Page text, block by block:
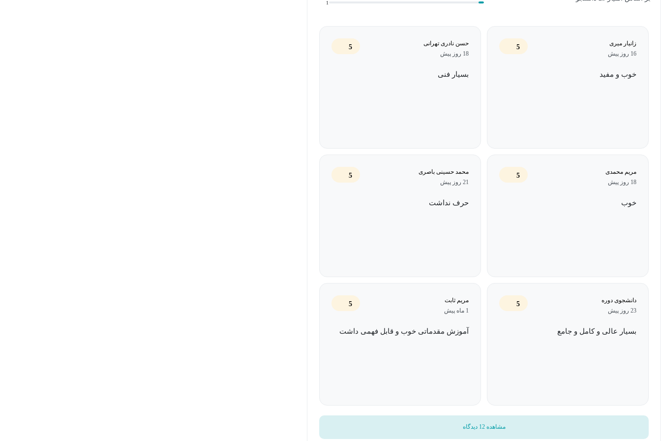
آزمایش‌ها و از دست رفتن داده‌های ارزشمند جلوگیری می‌کند. این مهارت کلیدی زمینه‌ساز پیشرفت‌های بزرگ
در تحقیقات علمی و توسعه محصولات نوین است. در واقع، دقت در محلول‌سازی تضمینی برای اعتبار علمی و
موفقیت در هر پژوهش آزمایشگاهی محسوب می‌شود.
آنچه در این دوره می‌آموزید:
تجهیزات مورد نیاز برای ساخت محلول، نحوه کار با آن‌ها و کالیبراسیون
این دوره برای چه کسانی مناسب است؟
دانشجویان کارشناسی و کارشناسی ارشد رشته‌های شیمی، داروسازی، مهندسی شیمی، زیست‌شناسی و
1
زانیار میری
16 روز پیش
5
خوب و مفید
حسن نادری تهرانی
18 روز پیش
5
بسیار فنی
مریم محمدی
18 روز پیش
5
خوب
محمد حسینی باصری
21 روز پیش
5
حرف نداشت
دانشجوی دوره
23 روز پیش
5
بسیار عالی و کامل و جامع
مریم ثابت
1 ماه پیش
5
آموزش مقدماتی خوب و قابل فهمی داشت
مشاهده 12 دیدگاه